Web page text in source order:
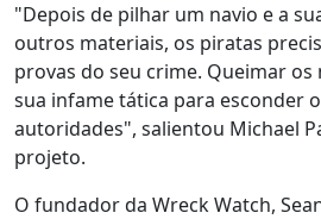
"Depois de pilhar um navio e a
outros materiais, os piratas
provas do seu crime. Queimar os
sua infame tática para esconder
autoridades", salientou Michael
projeto.
O fundador da Wreck Watch,